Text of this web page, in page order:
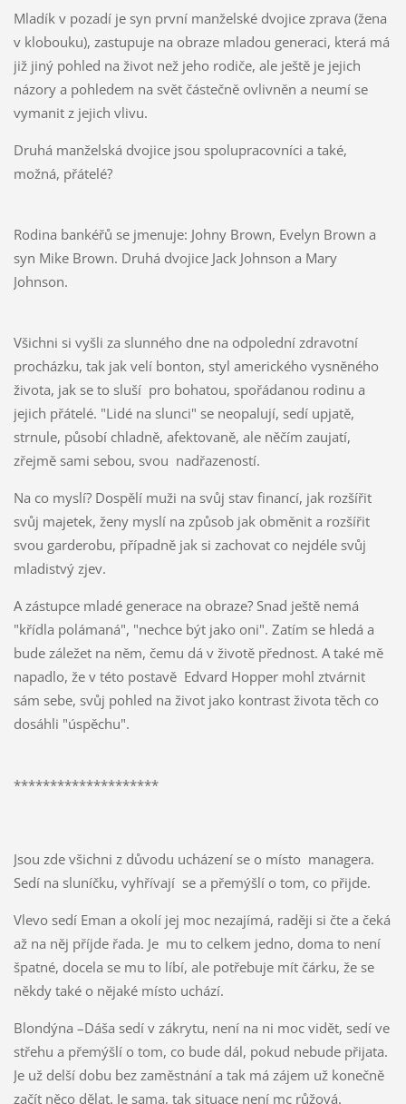
Mladík v pozadí je syn první manželské dvojice zprava (žena
v klobouku), zastupuje na obraze mladou generaci, která má
již jiný pohled na život než jeho rodiče, ale ještě je jejich
názory a pohledem na svět částečně ovlivněn a neumí se
vymanit z jejich vlivu.
Druhá manželská dvojice jsou spolupracovníci a také,
možná, přátelé?
Rodina bankéřů se jmenuje: Johny Brown, Evelyn Brown a
syn Mike Brown. Druhá dvojice Jack Johnson a Mary
Johnson.
Všichni si vyšli za slunného dne na odpolední zdravotní
procházku, tak jak velí bonton, styl amerického vysněného
života, jak se to sluší pro bohatou, spořádanou rodinu a
jejich přátelé. "Lidé na slunci" se neopalují, sedí upjatě,
strnule, působí chladně, afektovaně, ale něčím zaujatí,
zřejmě sami sebou, svou nadřazeností.
Na co myslí? Dospělí muži na svůj stav financí, jak rozšířit
svůj majetek, ženy myslí na způsob jak obměnit a rozšířit
svou garderobu, případně jak si zachovat co nejdéle svůj
mladistvý zjev.
A zástupce mladé generace na obraze? Snad ještě nemá
"křídla polámaná", "nechce být jako oni". Zatím se hledá a
bude záležet na něm, čemu dá v životě přednost. A také mě
napadlo, že v této postavě Edvard Hopper mohl ztvárnit
sám sebe, svůj pohled na život jako kontrast života těch co
dosáhli "úspěchu".
********************
Jsou zde všichni z důvodu ucházení se o místo managera.
Sedí na sluníčku, vyhřívají se a přemýšlí o tom, co přijde.
Vlevo sedí Eman a okolí jej moc nezajímá, raději si čte a čeká
až na něj příjde řada. Je mu to celkem jedno, doma to není
špatné, docela se mu to líbí, ale potřebuje mít čárku, že se
někdy také o nějaké místo uchází.
Blondýna –Dáša sedí v zákrytu, není na ni moc vidět, sedí ve
střehu a přemýšlí o tom, co bude dál, pokud nebude přijata.
Je už delší dobu bez zaměstnání a tak má zájem už konečně
začít něco dělat. Je sama, tak situace není mc růžová.